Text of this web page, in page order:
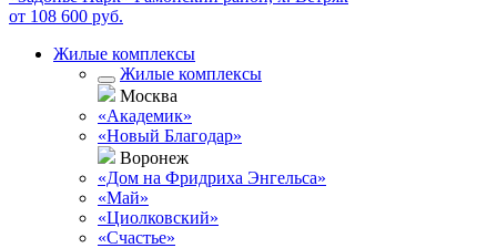
от 108 600 руб.
Жилые комплексы
Жилые комплексы
Москва
«Академик»
«Новый Благодар»
Воронеж
«Дом на Фридриха Энгельса»
«Май»
«Циолковский»
«Счастье»